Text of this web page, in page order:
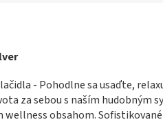
- Pohodlne sa usaďte,
za sebou s naším hudobným
obsahom.